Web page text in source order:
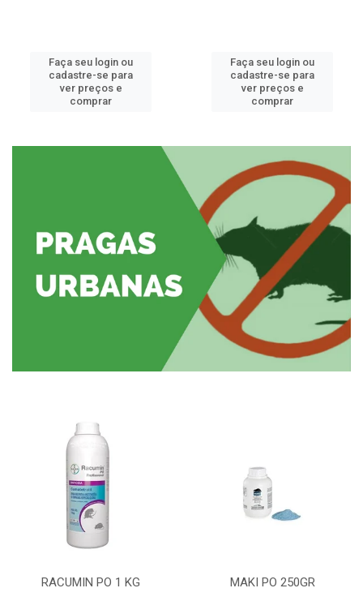
Faça seu login ou
cadastre-se para
ver preços e
comprar
Faça seu login ou
cadastre-se para
ver preços e
comprar
RACUMIN PO 1 KG MAKI PO 250GR